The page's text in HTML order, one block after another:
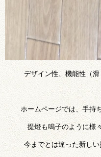
デザイン性、機能性（
ホームページでは、手持
提燈も鳴子のように様
今までとは違った新しい